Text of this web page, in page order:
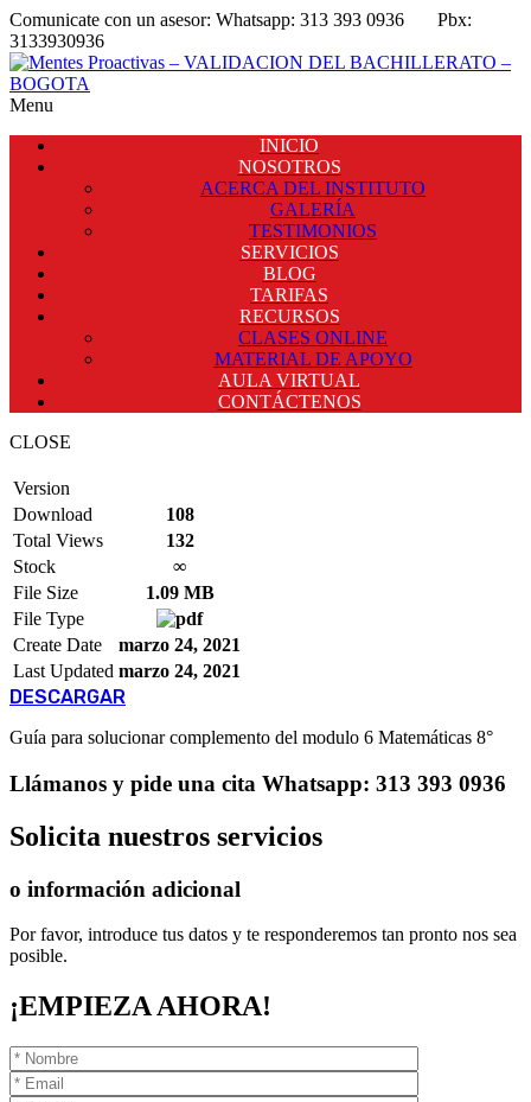
Comunicate con un asesor: Whatsapp: 313 393 0936 Pbx:
3133930936
Menu
INICIO
NOSOTROS
ACERCA DEL INSTITUTO
GALERÍA
TESTIMONIOS
SERVICIOS
BLOG
TARIFAS
RECURSOS
CLASES ONLINE
MATERIAL DE APOYO
AULA VIRTUAL
CONTÁCTENOS
CLOSE
Version
Download
108
Total Views
132
Stock
∞
File Size
1.09 MB
File Type
Create Date
marzo 24, 2021
Last Updated marzo 24, 2021
DESCARGAR
Guía para solucionar complemento del modulo 6 Matemáticas 8°
Llámanos y pide una cita Whatsapp: 313 393 0936
Solicita nuestros servicios
o información adicional
Por favor, introduce tus datos y te responderemos tan pronto nos sea
posible.
¡EMPIEZA AHORA!